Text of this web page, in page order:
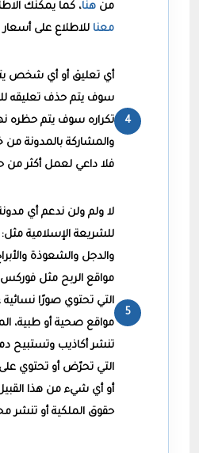
من هنا، كما يمكنك
معنا للاطلاع على أسعار
أي تعليق أو أي شخص
سوف يتم حذف تعليقه
تكراره سوف يتم حظره
فلا داعي لعمل أكثر
لا ولم ولن ندعم أي
للشريعة الإسلامية مثل:
والدجل والشعوذة
مواقع الربح مثل فوركس
التي تحتوي صورًا نسائية
مواقع صحية أو طبية،
تنشر أكاذيب وتستبيح
التي تحرّض أو تحتوي على
أو أي شيء من هذا
حقوق الملكية أو تنشر